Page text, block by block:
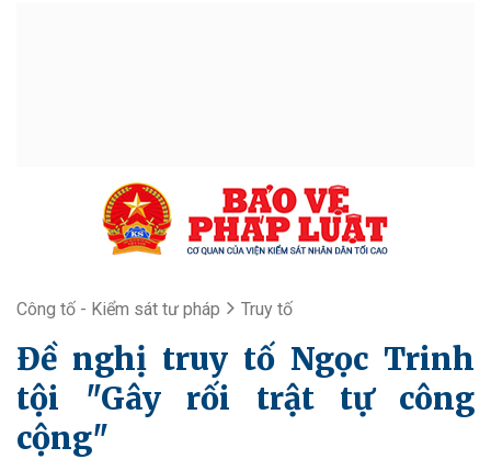
Công tố - Kiểm sát tư pháp Truy tố
Đề nghị truy tố Ngọc Trinh
tội "Gây rối trật tự công
cộng"